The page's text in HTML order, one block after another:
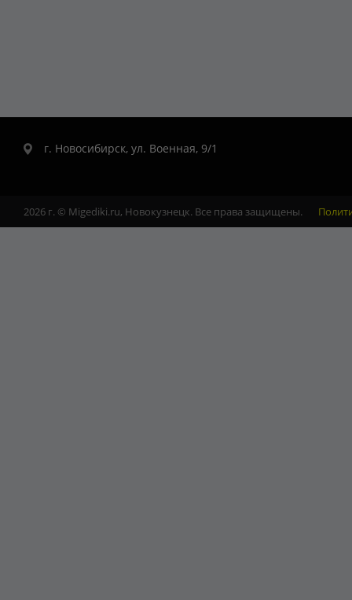
г. Новосибирск, ул. Военная, 9/1
2026 г. © Migediki.ru, Новокузнецк. Все права защищены.